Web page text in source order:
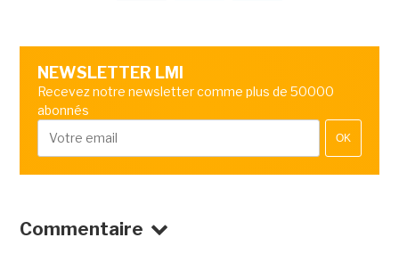
NEWSLETTER LMI
Recevez notre newsletter comme plus de 50000
abonnés
OK
Commentaire